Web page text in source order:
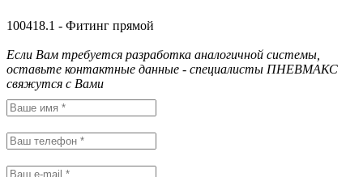
100418.1 - Фитинг прямой
Если Вам требуется разработка аналогичной системы,
оставьте контактные данные - специалисты ПНЕВМАКС
свяжутся с Вами